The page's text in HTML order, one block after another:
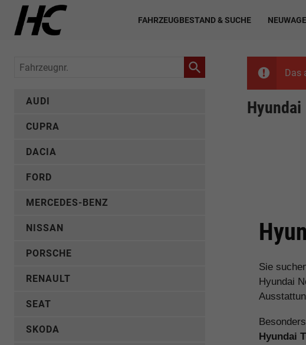
FAHRZEUGBESTAND & SUCHE
Das
Hyundai
Sie
Hyundai
Hyundai
Fahrzeugnr.
AUDI
CUPRA
DACIA
FORD
MERCEDES-BENZ
NISSAN
PORSCHE
RENAULT
SEAT
SKODA